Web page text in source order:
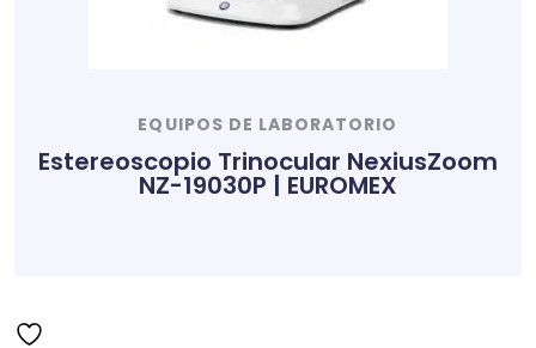
EQUIPOS DE LABORATORIO
Estereoscopio Trinocular NexiusZoom
NZ-19030P | EUROMEX